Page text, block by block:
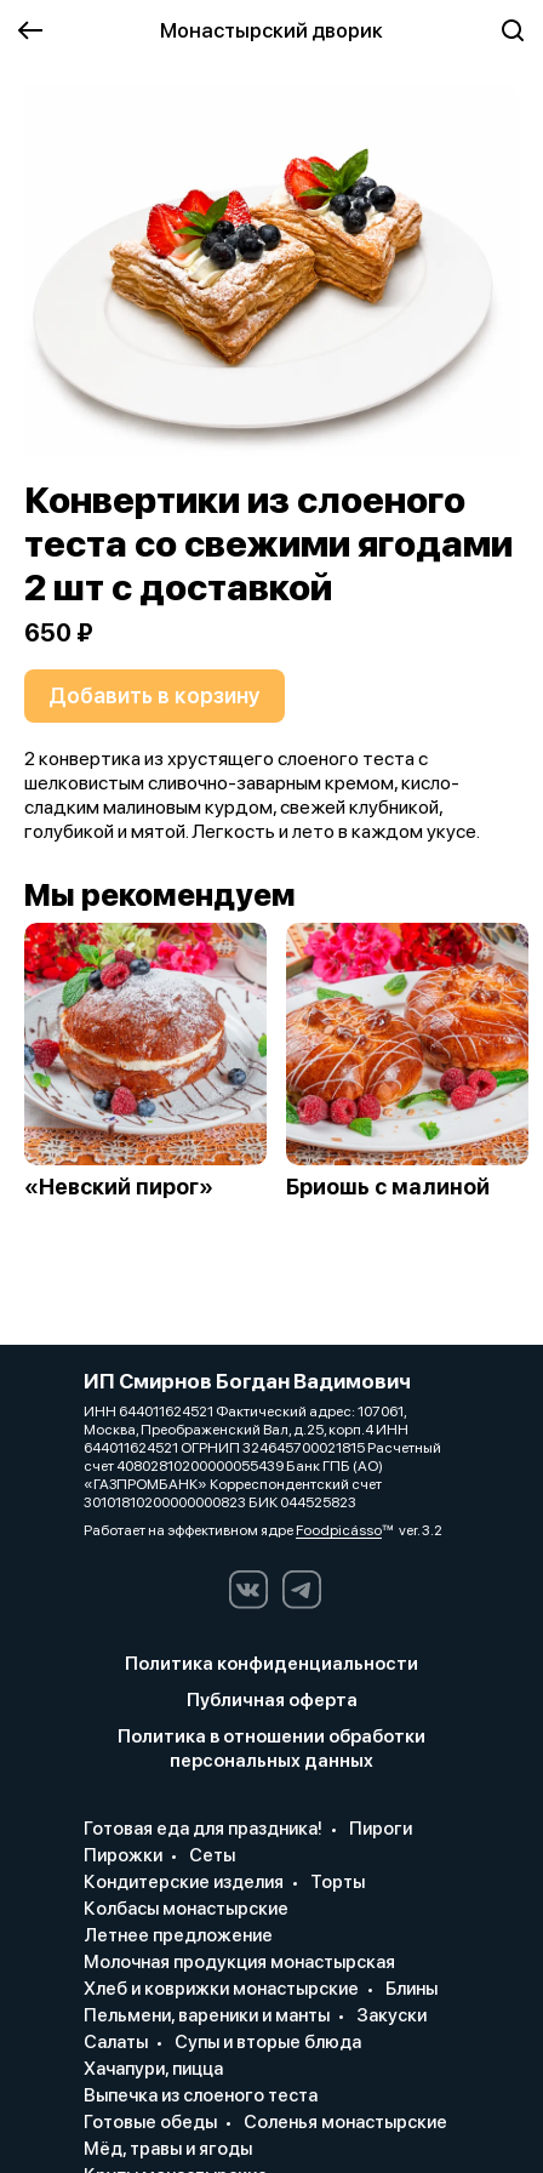
Монастырский дворик
Конвертики из слоеного
теста со свежими ягодами
2 шт с доставкой
650 ₽
Добавить в корзину
2 конвертика из хрустящего слоеного теста с
шелковистым сливочно-заварным кремом, кисло-
сладким малиновым курдом, свежей клубникой,
голубикой и мятой. Легкость и лето в каждом укусе.
Мы рекомендуем
«Невский пирог» Бриошь с малиной
ИП Смирнов Богдан Вадимович
ИНН 644011624521 Фактический адрес: 107061,
Москва, Преображенский Вал, д.25, корп.4 ИНН
644011624521 ОГРНИП 324645700021815 Расчетный
счет 40802810200000055439 Банк ГПБ (АО)
«ГАЗПРОМБАНК» Корреспондентский счет
30101810200000000823 БИК 044525823
Работает на эффективном ядреFoodpicássover. 3.2
Политика конфиденциальности
Публичная оферта
Политика в отношении обработки
персональных данных
Готовая еда для праздника!
Пироги
Пирожки
Сеты
Кондитерские изделия
Торты
Колбасы монастырские
Летнее предложение
Молочная продукция монастырская
Хлеб и коврижки монастырские
Блины
Пельмени, вареники и манты
Закуски
Салаты
Супы и вторые блюда
Хачапури, пицца
Выпечка из слоеного теста
Готовые обеды
Соленья монастырские
Мёд, травы и ягоды